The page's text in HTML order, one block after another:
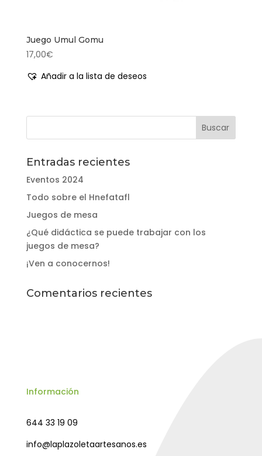
Juego Umul Gomu
17,00€
Añadir a la lista de deseos
Entradas recientes
Eventos 2024
Todo sobre el Hnefatafl
Juegos de mesa
¿Qué didáctica se puede trabajar con los
juegos de mesa?
¡Ven a conocernos!
Comentarios recientes
Información
644 33 19 09
info@laplazoletaartesanos.es